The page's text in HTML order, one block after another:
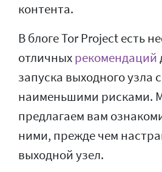
контента.
В блоге Tor Project есть
отличныхрекомендаций
запуска выходного узла с
наименьшими рисками.
предлагаем вам
ними, прежде чем
выходной узел.